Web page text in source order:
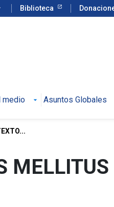
Biblioteca
medio Asuntos Globales
MELLITUS